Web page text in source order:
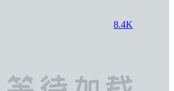
8.4K